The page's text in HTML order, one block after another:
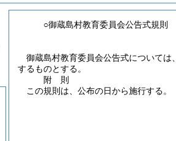
○御蔵島村教育委員会公告式規則
御蔵島村教育委員会公告式については、
するものとする。
附 則
この規則は、公布の日から施行する。